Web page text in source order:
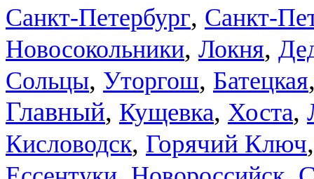
Санкт-Петербург, Санкт-
Новосокольники, Локня,
Сольцы, Уторгош, Батецкая
Главный, Кущевка, Хоста,
Кисловодск, Горячий Ключ